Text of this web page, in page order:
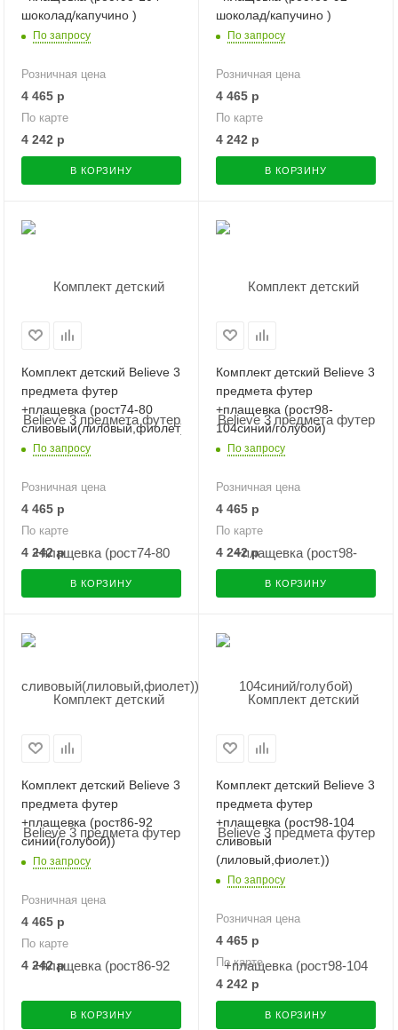
шоколад/капучино )
По запросу
Розничная цена
4 465 р
По карте
4 242 р
В КОРЗИНУ
шоколад/капучино )
По запросу
Розничная цена
4 465 р
По карте
4 242 р
В КОРЗИНУ
Комплект детский Believe 3
предмета футер
+плащевка (рост74-80
сливовый(лиловый,фиолет))
По запросу
Розничная цена
4 465 р
По карте
4 242р
В КОРЗИНУ
Комплект детский Believe 3
предмета футер
+плащевка (рост98-
104синий/голубой)
По запросу
Розничная цена
4 465 р
По карте
4 242р
В КОРЗИНУ
Комплект детский Believe 3
предмета футер
+плащевка (рост86-92
синий(голубой))
По запросу
Розничная цена
4 465 р
По карте
4 242р
В КОРЗИНУ
Комплект детский Believe 3
предмета футер
+плащевка (рост98-104
сливовый
(лиловый,фиолет.))
По запросу
Розничная цена
4 465 р
По карте
4 242 р
В КОРЗИНУ